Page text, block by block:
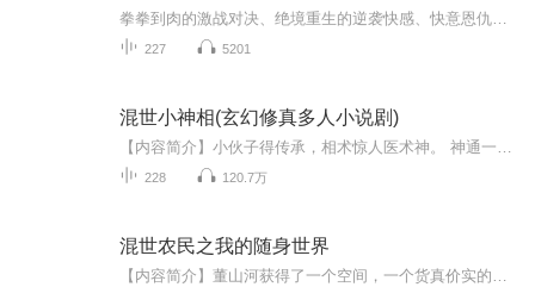
227 5201
混世小神相(玄幻修真多人小说剧)
228 120.7万
混世农民之我的随身世界